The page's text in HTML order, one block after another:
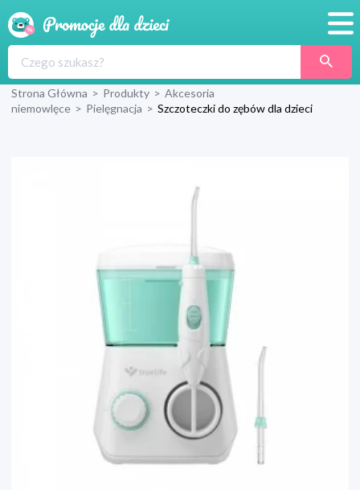
Produkty
Strona Główna > Produkty > Akcesoria
niemowlęce > Pielęgnacja > Szczoteczki do zębów dla dzieci